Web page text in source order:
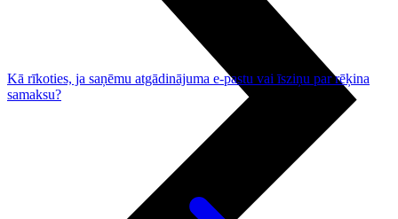
Kā rīkoties, ja saņēmu atgādinājuma e-pastu vai īsziņu par rēķina
samaksu?